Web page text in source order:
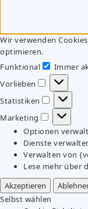
Wir verwenden
optimieren.
Funktional
Immer
Vorlieben
Vorlieben
Statistiken
Marketing
Marketing
Optionen
Dienste
Verwalten von
Lese mehr über
Akzeptieren
Selbst wählen